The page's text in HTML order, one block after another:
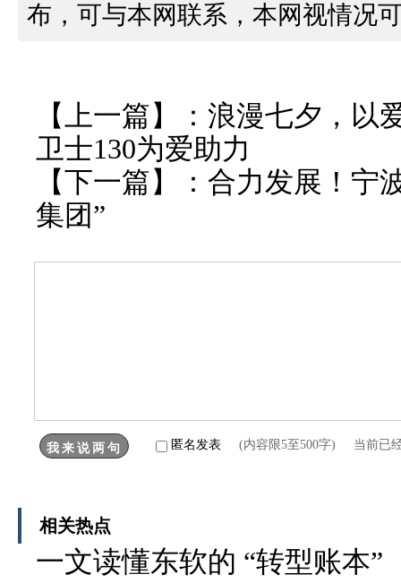
布，可与本网联系，本网视情况
【上一篇】： 浪漫七夕，以
卫士130为爱助力
【下一篇】： 合力发展！宁
集团”
匿名发表 (内容限5至500字) 当前已
相关热点
一文读懂东软的 “转型账本”